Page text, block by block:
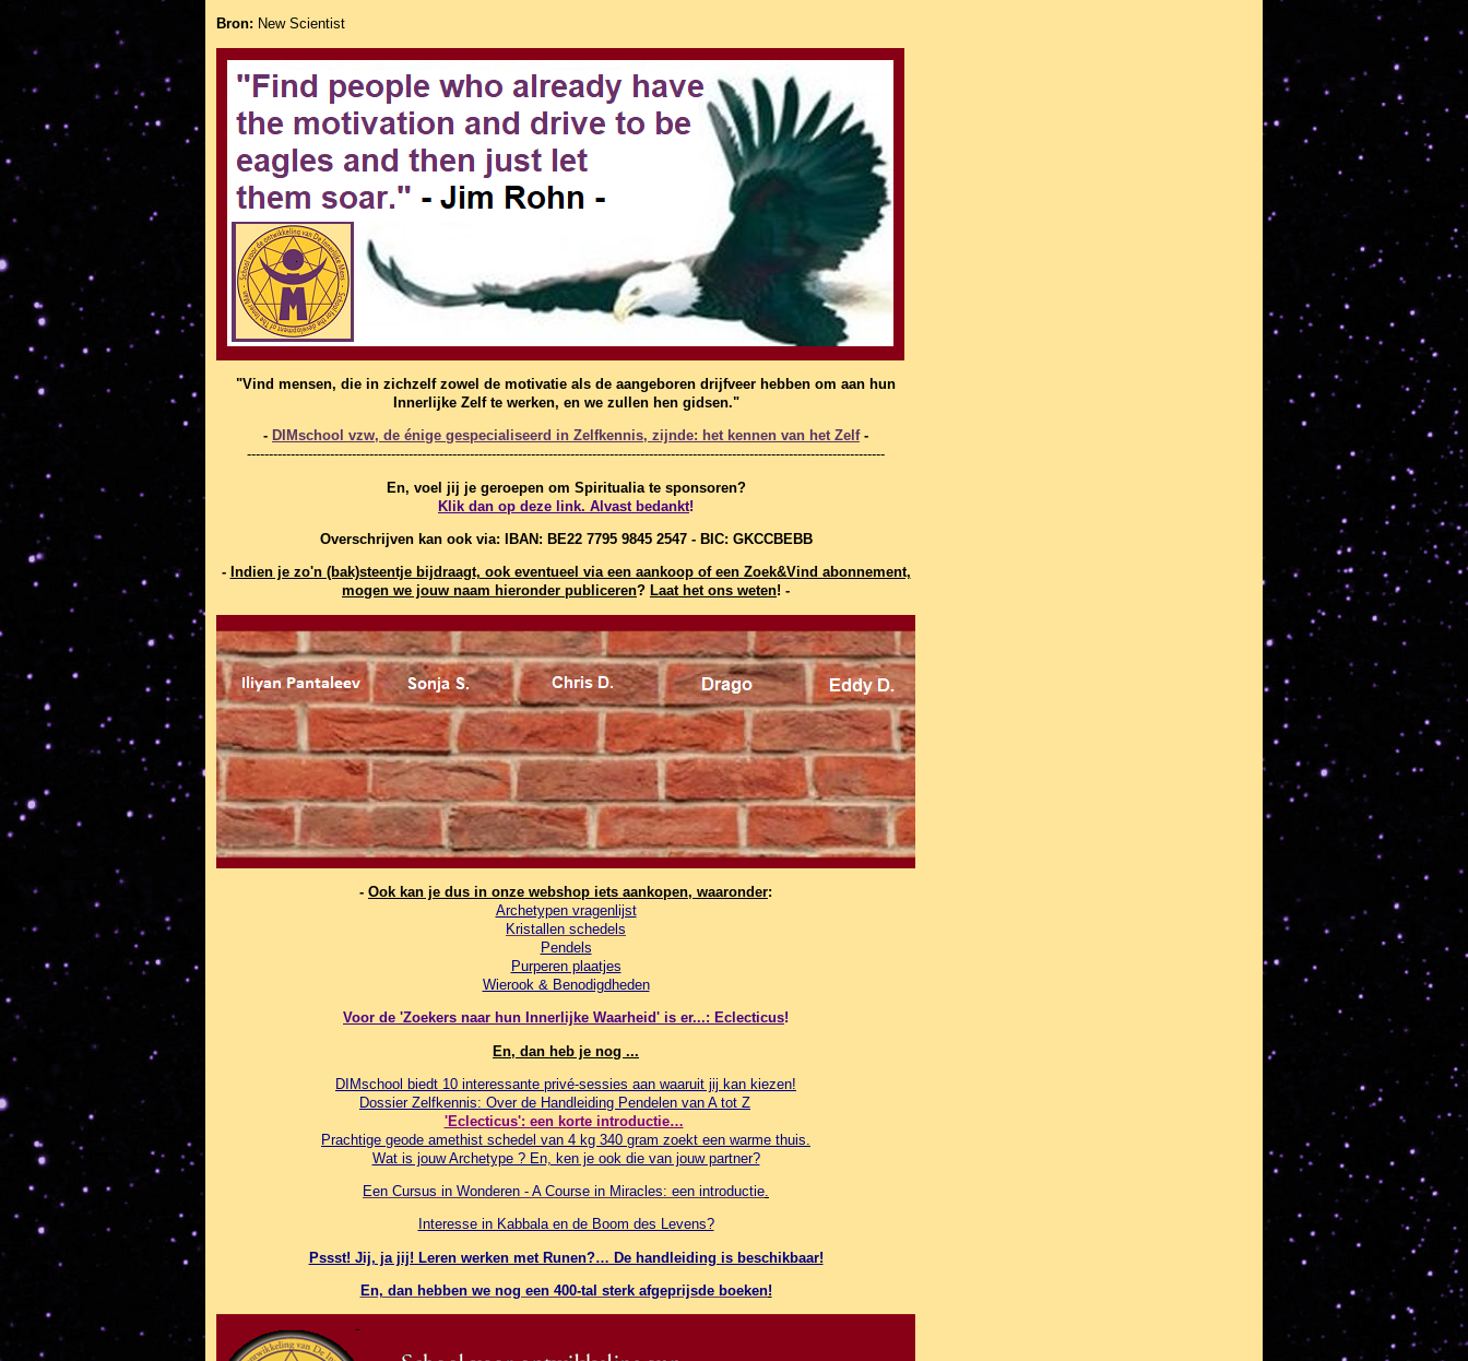
Bron: New Scientist
"Vind mensen, die in zichzelf zowel de motivatie als de aangeboren drijfveer hebben om aan hun
Innerlijke Zelf te werken, en we zullen hen gidsen."
- DIMschool vzw, de énige gespecialiseerd in Zelfkennis, zijnde: het kennen van het Zelf-
--------------------------------------------------------------------------------------------------------------------------------------------------
En, voel jij je geroepen om Spiritualia te sponsoren?
Klik dan op deze link. Alvast bedankt!
Overschrijven kan ook via: IBAN: BE22 7795 9845 2547 - BIC: GKCCBEBB
- Indien je zo'n (bak)steentje bijdraagt, ook eventueel via een aankoop of een Zoek&Vind abonnement,
mogen we jouw naam hieronder publiceren? Laat het ons weten! -
- Ook kan je dus in onze webshop iets aankopen, waaronder:
Archetypen vragenlijst
Kristallen schedels
Pendels
Purperen plaatjes
Wierook & Benodigdheden
Voor de 'Zoekers naar hun Innerlijke Waarheid' is er...: Eclecticus!
En, dan heb je nog ...
DIMschool biedt 10 interessante privé-sessies aan waaruit jij kan kiezen!
Dossier Zelfkennis: Over de Handleiding Pendelen van A tot Z
'Eclecticus': een korte introductie…
Prachtige geode amethist schedel van 4 kg 340 gram zoekt een warme thuis.
Wat is jouw Archetype ? En, ken je ook die van jouw partner?
Een Cursus in Wonderen - A Course in Miracles: een introductie.
Interesse in Kabbala en de Boom des Levens?
Pssst! Jij, ja jij! Leren werken met Runen?… De handleiding is beschikbaar!
En, dan hebben we nog een 400-tal sterk afgeprijsde boeken!